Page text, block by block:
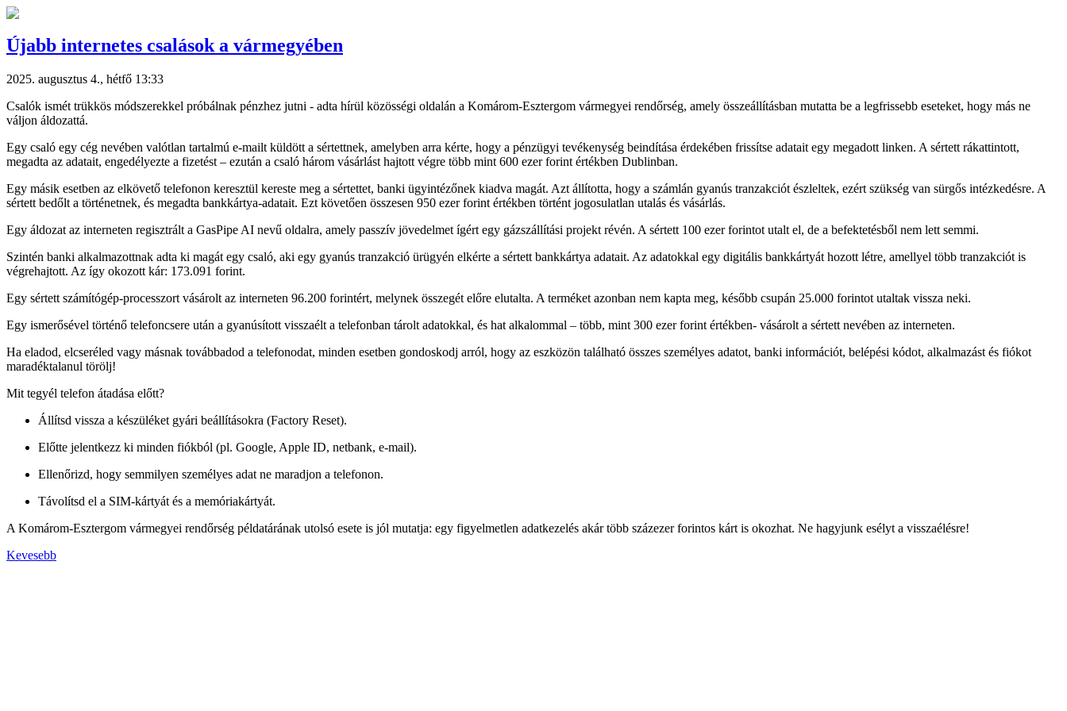
Újabb internetes csalások a vármegyében
2025. augusztus 4., hétfő 13:33
Csalók ismét trükkös módszerekkel próbálnak pénzhez jutni - adta hírül közösségi oldalán a Komárom-Esztergom vármegyei rendőrség, amely összeállításban mutatta be a legfrissebb eseteket, hogy más ne
váljon áldozattá.
Egy csaló egy cég nevében valótlan tartalmú e-mailt küldött a sértettnek, amelyben arra kérte, hogy a pénzügyi tevékenység beindítása érdekében frissítse adatait egy megadott linken. A sértett rákattintott,
megadta az adatait, engedélyezte a fizetést – ezután a csaló három vásárlást hajtott végre több mint 600 ezer forint értékben Dublinban.
Egy másik esetben az elkövető telefonon keresztül kereste meg a sértettet, banki ügyintézőnek kiadva magát. Azt állította, hogy a számlán gyanús tranzakciót észleltek, ezért szükség van sürgős intézkedésre. A
sértett bedőlt a történetnek, és megadta bankkártya-adatait. Ezt követően összesen 950 ezer forint értékben történt jogosulatlan utalás és vásárlás.
Egy áldozat az interneten regisztrált a GasPipe AI nevű oldalra, amely passzív jövedelmet ígért egy gázszállítási projekt révén. A sértett 100 ezer forintot utalt el, de a befektetésből nem lett semmi.
Szintén banki alkalmazottnak adta ki magát egy csaló, aki egy gyanús tranzakció ürügyén elkérte a sértett bankkártya adatait. Az adatokkal egy digitális bankkártyát hozott létre, amellyel több tranzakciót is
végrehajtott. Az így okozott kár: 173.091 forint.
Egy sértett számítógép-processzort vásárolt az interneten 96.200 forintért, melynek összegét előre elutalta. A terméket azonban nem kapta meg, később csupán 25.000 forintot utaltak vissza neki.
Egy ismerősével történő telefoncsere után a gyanúsított visszaélt a telefonban tárolt adatokkal, és hat alkalommal – több, mint 300 ezer forint értékben- vásárolt a sértett nevében az interneten.
Ha eladod, elcseréled vagy másnak továbbadod a telefonodat, minden esetben gondoskodj arról, hogy az eszközön található összes személyes adatot, banki információt, belépési kódot, alkalmazást és fiókot
maradéktalanul törölj!
Mit tegyél telefon átadása előtt?
Állítsd vissza a készüléket gyári beállításokra (Factory Reset).
Előtte jelentkezz ki minden fiókból (pl. Google, Apple ID, netbank, e-mail).
Ellenőrizd, hogy semmilyen személyes adat ne maradjon a telefonon.
Távolítsd el a SIM-kártyát és a memóriakártyát.
A Komárom-Esztergom vármegyei rendőrség példatárának utolsó esete is jól mutatja: egy figyelmetlen adatkezelés akár több százezer forintos kárt is okozhat. Ne hagyjunk esélyt a visszaélésre!
Kevesebb